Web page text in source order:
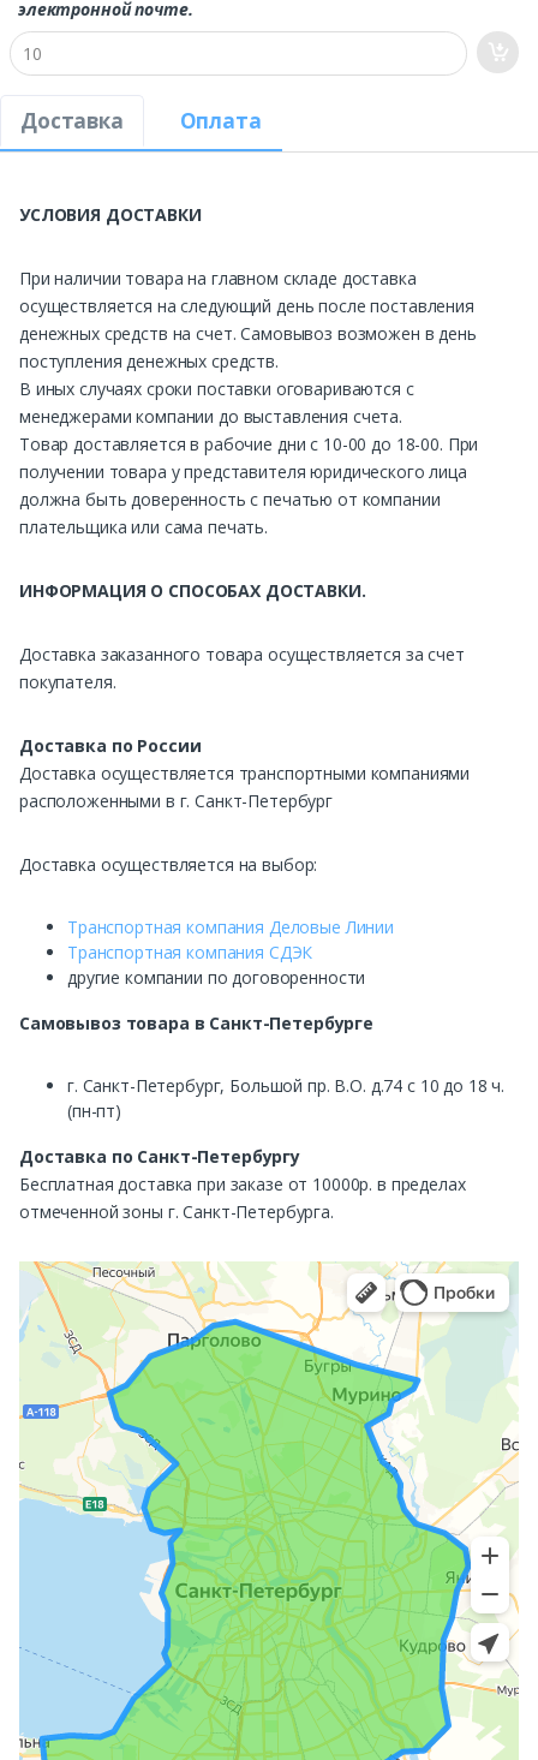
электронной почте.
Доставка Оплата
УСЛОВИЯ ДОСТАВКИ
При наличии товара на главном складе доставка
осуществляется на следующий день после поставления
денежных средств на счет. Самовывоз возможен в день
поступления денежных средств.
В иных случаях сроки поставки оговариваются с
менеджерами компании до выставления счета.
Товар доставляется в рабочие дни с 10-00 до 18-00. При
получении товара у представителя юридического лица
должна быть доверенность с печатью от компании
плательщика или сама печать.
ИНФОРМАЦИЯ О СПОСОБАХ ДОСТАВКИ.
Доставка заказанного товара осуществляется за счет
покупателя.
Доставка по России
Доставка осуществляется транспортными компаниями
расположенными в г. Санкт-Петербург
Доставка осуществляется на выбор:
Транспортная компания Деловые Линии
Транспортная компания СДЭК
другие компании по договоренности
Самовывоз товара в Санкт-Петербурге
г. Санкт-Петербург, Большой пр. В.О. д.74 с 10 до 18 ч.
(пн-пт)
Доставка по Санкт-Петербургу
Бесплатная доставка при заказе от 10000р. в пределах
отмеченной зоны г. Санкт-Петербурга.